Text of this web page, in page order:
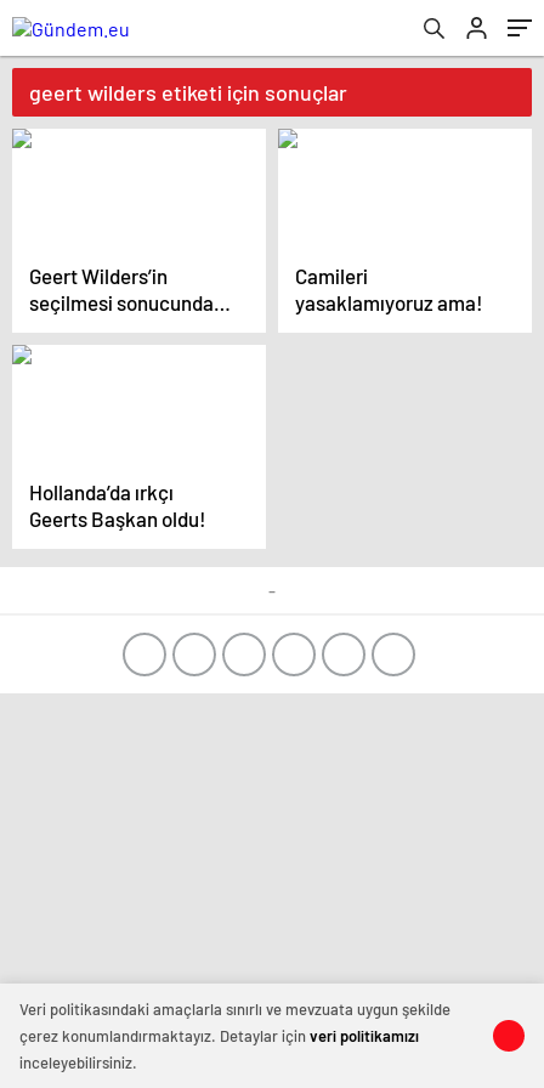
geert wilders etiketi için sonuçlar
Geert Wilders’in
seçilmesi sonucunda
basın ne diyor?
Camileri
yasaklamıyoruz ama!
Hollanda’da ırkçı
Geerts Başkan oldu!
-
Veri politikasındaki amaçlarla sınırlı ve mevzuata uygun şekilde
çerez konumlandırmaktayız. Detaylar içinveri politikamızı
inceleyebilirsiniz.